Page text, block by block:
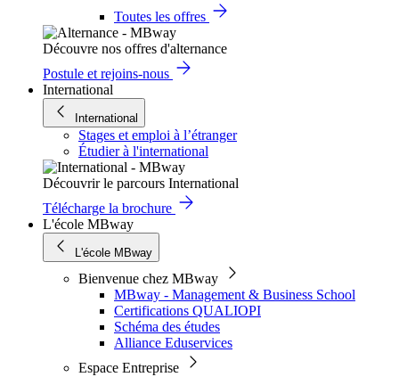
Toutes les offres
Découvre nos offres d'alternance
Postule et rejoins-nous
International
International
Stages et emploi à l’étranger
Étudier à l'international
Découvrir le parcours International
Télécharge la brochure
L'école MBway
L'école MBway
Bienvenue chez MBway
MBway - Management & Business School
Certifications QUALIOPI
Schéma des études
Alliance Eduservices
Espace Entreprise